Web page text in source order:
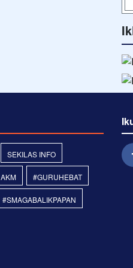
SEKILAS INFO
AKM #GURUHEBAT
#SMAGABALIKPAPAN